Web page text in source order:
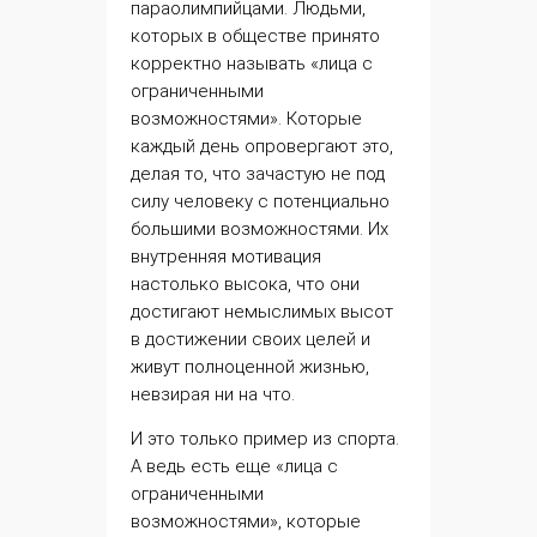
параолимпийцами. Людьми,
которых в обществе принято
корректно называть «лица с
ограниченными
возможностями». Которые
каждый день опровергают это,
делая то, что зачастую не под
силу человеку с потенциально
большими возможностями. Их
внутренняя мотивация
настолько высока, что они
достигают немыслимых высот
в достижении своих целей и
живут полноценной жизнью,
невзирая ни на что.
И это только пример из спорта.
А ведь есть еще «лица с
ограниченными
возможностями», которые